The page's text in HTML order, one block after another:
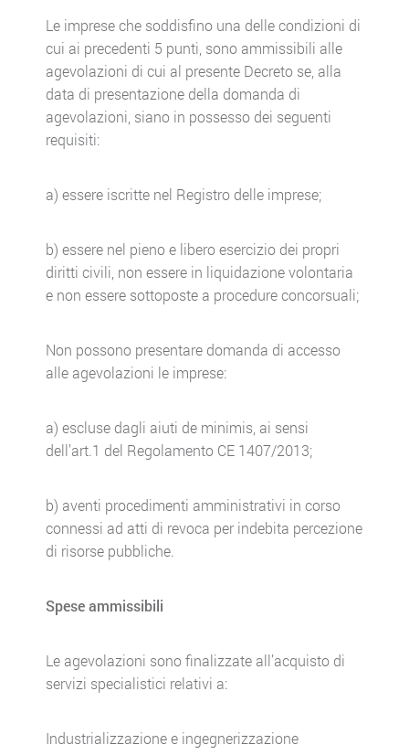
Le imprese che soddisfino una delle condizioni di
cui ai precedenti 5 punti, sono ammissibili alle
agevolazioni di cui al presente Decreto se, alla
data di presentazione della domanda di
agevolazioni, siano in possesso dei seguenti
requisiti:
a) essere iscritte nel Registro delle imprese;
b) essere nel pieno e libero esercizio dei propri
diritti civili, non essere in liquidazione volontaria
e non essere sottoposte a procedure concorsuali;
Non possono presentare domanda di accesso
alle agevolazioni le imprese:
a) escluse dagli aiuti de minimis, ai sensi
dell’art.1 del Regolamento CE 1407/2013;
b) aventi procedimenti amministrativi in corso
connessi ad atti di revoca per indebita percezione
di risorse pubbliche.
Spese ammissibili
Le agevolazioni sono finalizzate all’acquisto di
servizi specialistici relativi a:
Industrializzazione e ingegnerizzazione